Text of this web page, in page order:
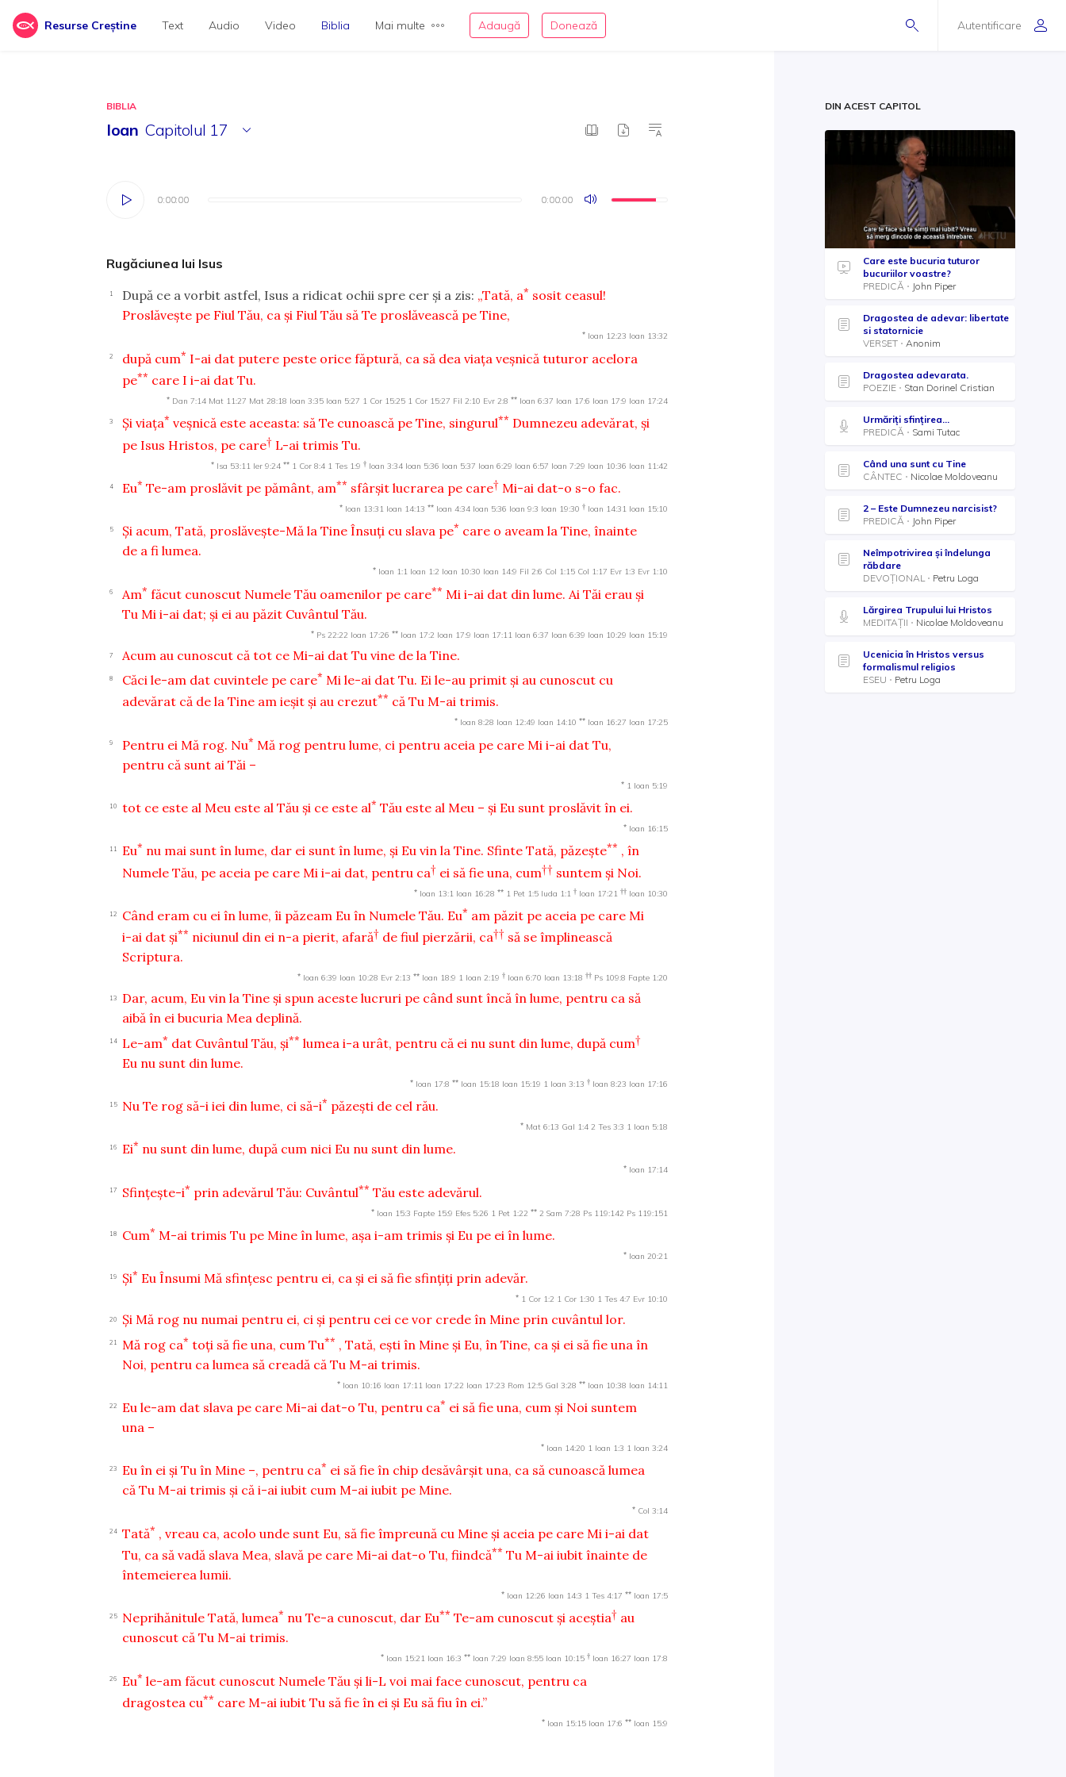
Resurse Creștine Autentificare
Text Audio Video Biblia Mai multe Adaugă Donează
BIBLIA
Ioan Capitolul 17
0:00:00 0:00:00
0:00:00 0:00:00
Rugăciunea lui Isus
1 După ce a vorbit astfel, Isus a ridicat ochii spre cer şi a zis: „Tată, a* sosit ceasul!
Proslăveşte pe Fiul Tău, ca şi Fiul Tău să Te proslăvească pe Tine,
* Ioan 12:23 Ioan 13:32
2 după cum* I-ai dat putere peste orice făptură, ca să dea viaţa veşnică tuturor acelora
pe** care I i-ai dat Tu.
* Dan 7:14 Mat 11:27 Mat 28:18 Ioan 3:35 Ioan 5:27 1 Cor 15:25 1 Cor 15:27 Fil 2:10 Evr 2:8 ** Ioan 6:37 Ioan 17:6 Ioan 17:9 Ioan 17:24
3 Şi viaţa* veşnică este aceasta: să Te cunoască pe Tine, singurul** Dumnezeu adevărat, şi
pe Isus Hristos, pe care† L-ai trimis Tu.
* Isa 53:11 Ier 9:24 ** 1 Cor 8:4 1 Tes 1:9 † Ioan 3:34 Ioan 5:36 Ioan 5:37 Ioan 6:29 Ioan 6:57 Ioan 7:29 Ioan 10:36 Ioan 11:42
4 Eu* Te-am proslăvit pe pământ, am** sfârşit lucrarea pe care† Mi-ai dat-o s-o fac.
* Ioan 13:31 Ioan 14:13 ** Ioan 4:34 Ioan 5:36 Ioan 9:3 Ioan 19:30 † Ioan 14:31 Ioan 15:10
5 Şi acum, Tată, proslăveşte-Mă la Tine Însuţi cu slava pe* care o aveam la Tine, înainte
de a fi lumea.
* Ioan 1:1 Ioan 1:2 Ioan 10:30 Ioan 14:9 Fil 2:6 Col 1:15 Col 1:17 Evr 1:3 Evr 1:10
6 Am* făcut cunoscut Numele Tău oamenilor pe care** Mi i-ai dat din lume. Ai Tăi erau şi
Tu Mi i-ai dat; şi ei au păzit Cuvântul Tău.
* Ps 22:22 Ioan 17:26 ** Ioan 17:2 Ioan 17:9 Ioan 17:11 Ioan 6:37 Ioan 6:39 Ioan 10:29 Ioan 15:19
7 Acum au cunoscut că tot ce Mi-ai dat Tu vine de la Tine.
8 Căci le-am dat cuvintele pe care* Mi le-ai dat Tu. Ei le-au primit şi au cunoscut cu
adevărat că de la Tine am ieşit şi au crezut** că Tu M-ai trimis.
* Ioan 8:28 Ioan 12:49 Ioan 14:10 ** Ioan 16:27 Ioan 17:25
9 Pentru ei Mă rog. Nu* Mă rog pentru lume, ci pentru aceia pe care Mi i-ai dat Tu,
pentru că sunt ai Tăi –
* 1 Ioan 5:19
10 tot ce este al Meu este al Tău şi ce este al* Tău este al Meu – şi Eu sunt proslăvit în ei.
* Ioan 16:15
11 Eu* nu mai sunt în lume, dar ei sunt în lume, şi Eu vin la Tine. Sfinte Tată, păzeşte** , în
Numele Tău, pe aceia pe care Mi i-ai dat, pentru ca† ei să fie una, cum†† suntem şi Noi.
* Ioan 13:1 Ioan 16:28 ** 1 Pet 1:5 Iuda 1:1 † Ioan 17:21 †† Ioan 10:30
12 Când eram cu ei în lume, îi păzeam Eu în Numele Tău. Eu* am păzit pe aceia pe care Mi
i-ai dat şi** niciunul din ei n-a pierit, afară† de fiul pierzării, ca†† să se împlinească
Scriptura.
* Ioan 6:39 Ioan 10:28 Evr 2:13 ** Ioan 18:9 1 Ioan 2:19 † Ioan 6:70 Ioan 13:18 †† Ps 109:8 Fapte 1:20
13
Dar, acum, Eu vin la Tine şi spun aceste lucruri pe când sunt încă în lume, pentru ca să
aibă în ei bucuria Mea deplină.
14 Le-am* dat Cuvântul Tău, şi** lumea i-a urât, pentru că ei nu sunt din lume, după cum†
Eu nu sunt din lume.
* Ioan 17:8 ** Ioan 15:18 Ioan 15:19 1 Ioan 3:13 † Ioan 8:23 Ioan 17:16
15 Nu Te rog să-i iei din lume, ci să-i* păzeşti de cel rău.
* Mat 6:13 Gal 1:4 2 Tes 3:3 1 Ioan 5:18
16 Ei* nu sunt din lume, după cum nici Eu nu sunt din lume.
* Ioan 17:14
17 Sfinţeşte-i* prin adevărul Tău: Cuvântul** Tău este adevărul.
* Ioan 15:3 Fapte 15:9 Efes 5:26 1 Pet 1:22 ** 2 Sam 7:28 Ps 119:142 Ps 119:151
18 Cum* M-ai trimis Tu pe Mine în lume, aşa i-am trimis şi Eu pe ei în lume.
* Ioan 20:21
19 Şi* Eu Însumi Mă sfinţesc pentru ei, ca şi ei să fie sfinţiţi prin adevăr.
* 1 Cor 1:2 1 Cor 1:30 1 Tes 4:7 Evr 10:10
20 Şi Mă rog nu numai pentru ei, ci şi pentru cei ce vor crede în Mine prin cuvântul lor.
21 Mă rog ca* toţi să fie una, cum Tu** , Tată, eşti în Mine şi Eu, în Tine, ca şi ei să fie una în
Noi, pentru ca lumea să creadă că Tu M-ai trimis.
* Ioan 10:16 Ioan 17:11 Ioan 17:22 Ioan 17:23 Rom 12:5 Gal 3:28 ** Ioan 10:38 Ioan 14:11
22 Eu le-am dat slava pe care Mi-ai dat-o Tu, pentru ca* ei să fie una, cum şi Noi suntem
una –
* Ioan 14:20 1 Ioan 1:3 1 Ioan 3:24
23 Eu în ei şi Tu în Mine –, pentru ca* ei să fie în chip desăvârşit una, ca să cunoască lumea
că Tu M-ai trimis şi că i-ai iubit cum M-ai iubit pe Mine.
* Col 3:14
24 Tată* , vreau ca, acolo unde sunt Eu, să fie împreună cu Mine şi aceia pe care Mi i-ai dat
Tu, ca să vadă slava Mea, slavă pe care Mi-ai dat-o Tu, fiindcă** Tu M-ai iubit înainte de
întemeierea lumii.
* Ioan 12:26 Ioan 14:3 1 Tes 4:17 ** Ioan 17:5
25 Neprihănitule Tată, lumea* nu Te-a cunoscut, dar Eu** Te-am cunoscut şi aceştia† au
cunoscut că Tu M-ai trimis.
* Ioan 15:21 Ioan 16:3 ** Ioan 7:29 Ioan 8:55 Ioan 10:15 † Ioan 16:27 Ioan 17:8
26 Eu* le-am făcut cunoscut Numele Tău şi li-L voi mai face cunoscut, pentru ca
dragostea cu** care M-ai iubit Tu să fie în ei şi Eu să fiu în ei.”
* Ioan 15:15 Ioan 17:6 ** Ioan 15:9
DIN ACEST CAPITOL
Care este bucuria tuturor
bucuriilor voastre?
PREDICĂ
John Piper
Dragostea de adevar: libertate
si statornicie
VERSET
Anonim
Dragostea adevarata.
POEZIE
Stan Dorinel Cristian
Urmăriți sfințirea...
PREDICĂ
Sami Tutac
Când una sunt cu Tine
CÂNTEC
Nicolae Moldoveanu
2 – Este Dumnezeu narcisist?
PREDICĂ
John Piper
Neîmpotrivirea și îndelunga
răbdare
DEVOȚIONAL
Petru Loga
Lărgirea Trupului lui Hristos
MEDITAȚII
Nicolae Moldoveanu
Ucenicia în Hristos versus
formalismul religios
ESEU
Petru Loga